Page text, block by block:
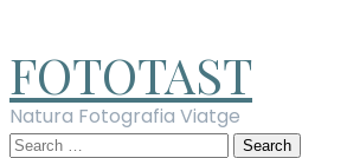
content
FOTOTAST
Natura Fotografia Viatge
Search